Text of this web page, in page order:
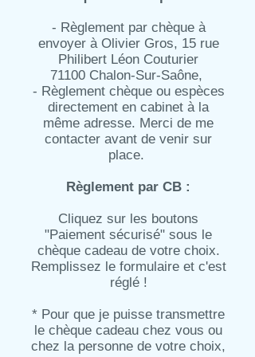
- Règlement par chèque à
envoyer à Olivier Gros, 15 rue
Philibert Léon Couturier
71100 Chalon-Sur-Saône,
- Règlement chèque ou espèces
directement en cabinet à la
même adresse. Merci de me
contacter avant de venir sur
place.
Règlement par CB :
Cliquez sur les boutons
"Paiement sécurisé" sous le
chèque cadeau de votre choix.
Remplissez le formulaire et c'est
réglé !
* Pour que je puisse transmettre
le chèque cadeau chez vous ou
chez la personne de votre choix,